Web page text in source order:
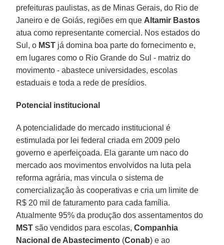
prefeituras paulistas, as de Minas Gerais, do Rio de
Janeiro e de Goiás, regiões em que Altamir Bastos
atua como representante comercial. Nos estados do
Sul, o MST já domina boa parte do fornecimento e,
em lugares como o Rio Grande do Sul - matriz do
movimento - abastece universidades, escolas
estaduais e toda a rede de presídios.
Potencial institucional
A potencialidade do mercado institucional é
estimulada por lei federal criada em 2009 pelo
governo e aperfeiçoada. Ela garante um naco do
mercado aos movimentos envolvidos na luta pela
reforma agrária, mas vincula o sistema de
comercialização às cooperativas e cria um limite de
R$ 20 mil de faturamento para cada família.
Atualmente 95% da produção dos assentamentos do
MST são vendidos para escolas,Companhia
Nacional de Abastecimento (Conab) e ao